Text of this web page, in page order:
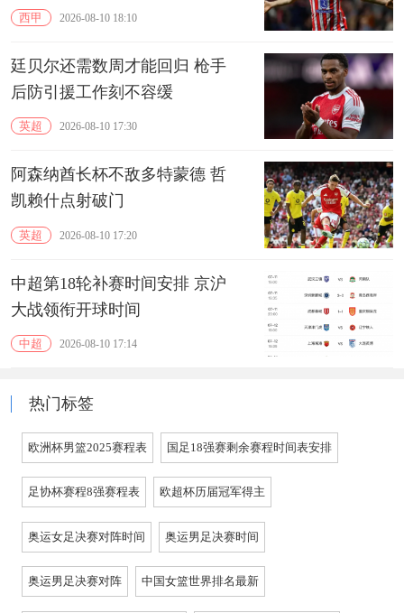
西甲 2026-08-10 18:10
廷贝尔还需数周才能回归 枪手
后防引援工作刻不容缓
英超 2026-08-10 17:30
阿森纳酋长杯不敌多特蒙德 哲
凯赖什点射破门
英超 2026-08-10 17:20
中超第18轮补赛时间安排 京沪
大战领衔开球时间
中超 2026-08-10 17:14
热门标签
欧洲杯男篮2025赛程表 国足18强赛剩余赛程时间表安排
足协杯赛程8强赛程表 欧超杯历届冠军得主
奥运女足决赛对阵时间 奥运男足决赛时间
奥运男足决赛对阵 中国女篮世界排名最新